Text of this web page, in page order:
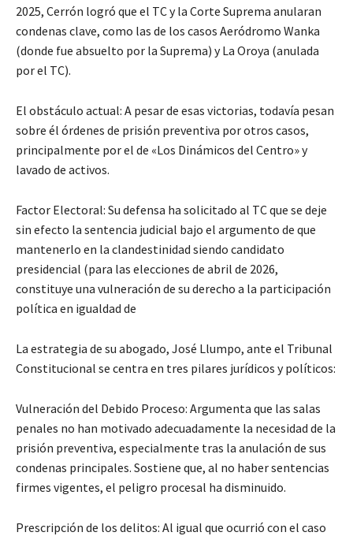
2025, Cerrón logró que el TC y la Corte Suprema anularan
condenas clave, como las de los casos Aeródromo Wanka
(donde fue absuelto por la Suprema) y La Oroya (anulada
por el TC).
El obstáculo actual: A pesar de esas victorias, todavía pesan
sobre él órdenes de prisión preventiva por otros casos,
principalmente por el de «Los Dinámicos del Centro» y
lavado de activos.
Factor Electoral: Su defensa ha solicitado al TC que se deje
sin efecto la sentencia judicial bajo el argumento de que
mantenerlo en la clandestinidad siendo candidato
presidencial (para las elecciones de abril de 2026,
constituye una vulneración de su derecho a la participación
política en igualdad de
La estrategia de su abogado, José Llumpo, ante el Tribunal
Constitucional se centra en tres pilares jurídicos y políticos:
Vulneración del Debido Proceso: Argumenta que las salas
penales no han motivado adecuadamente la necesidad de la
prisión preventiva, especialmente tras la anulación de sus
condenas principales. Sostiene que, al no haber sentencias
firmes vigentes, el peligro procesal ha disminuido.
Prescripción de los delitos: Al igual que ocurrió con el caso